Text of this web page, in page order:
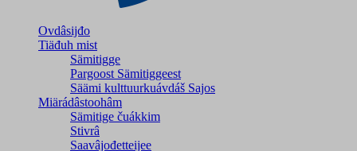
Ovdâsijđo
Tiäđuh mist
Sämitigge
Pargoost Sämitiggeest
Säämi kulttuurkuávdáš Sajos
Miärádâstoohâm
Sämitige čuákkim
Stivrâ
Saavâjođetteijee